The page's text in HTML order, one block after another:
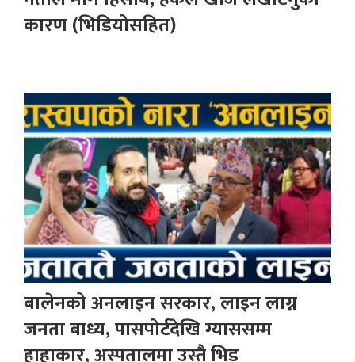
कारण (भिडियोसहित)
बालेनको अनलाइन सरकार, लाइन लाग्न
जनता बाध्य, पासपोर्टदेखि ग्याससम्म
हाहाकार, अस्पतालमा उस्तै भिड